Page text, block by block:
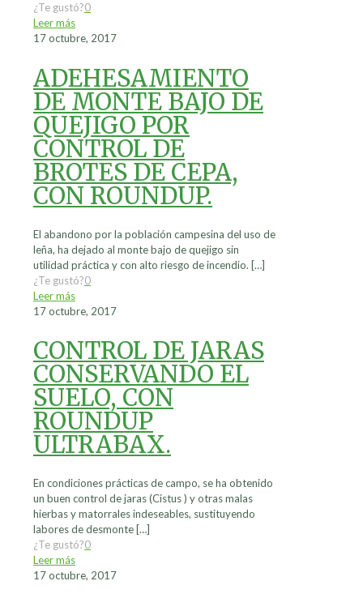
¿Te gustó?0
Leer más
17 octubre, 2017
ADEHESAMIENTO
DE MONTE BAJO DE
QUEJIGO POR
CONTROL DE
BROTES DE CEPA,
CON ROUNDUP.
El abandono por la población campesina del uso de
leña, ha dejado al monte bajo de quejigo sin
utilidad práctica y con alto riesgo de incendio. […]
¿Te gustó?0
Leer más
17 octubre, 2017
CONTROL DE JARAS
CONSERVANDO EL
SUELO, CON
ROUNDUP
ULTRABAX.
En condiciones prácticas de campo, se ha obtenido
un buen control de jaras (Cistus ) y otras malas
hierbas y matorrales indeseables, sustituyendo
labores de desmonte […]
¿Te gustó?0
Leer más
17 octubre, 2017